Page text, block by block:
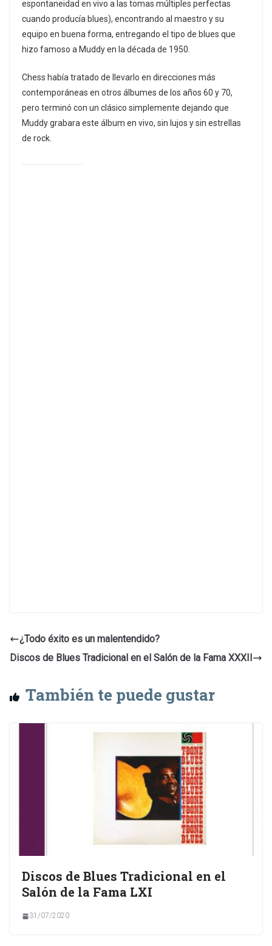
espontaneidad en vivo a las tomas múltiples perfectas
cuando producía blues), encontrando al maestro y su
equipo en buena forma, entregando el tipo de blues que
hizo famoso a Muddy en la década de 1950.
Chess había tratado de llevarlo en direcciones más
contemporáneas en otros álbumes de los años 60 y 70,
pero terminó con un clásico simplemente dejando que
Muddy grabara este álbum en vivo, sin lujos y sin estrellas
de rock.
¿Todo éxito es un malentendido?
Discos de Blues Tradicional en el Salón de la Fama XXXII
También te puede gustar
Discos de Blues Tradicional en el
Salón de la Fama LXI
31/07/2020